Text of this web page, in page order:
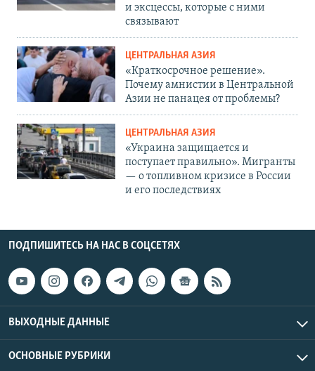
и эксцессы, которые с ними
связывают
ЦЕНТРАЛЬНАЯ АЗИЯ
«Краткосрочное решение».
Почему амнистии в Центральной
Азии не панацея от проблемы?
ЦЕНТРАЛЬНАЯ АЗИЯ
«Украина защищается и
поступает правильно». Мигранты
— о топливном кризисе в России
и его последствиях
ПОДПИШИТЕСЬ НА НАС В СОЦСЕТЯХ
ВЫХОДНЫЕ ДАННЫЕ
ОСНОВНЫЕ РУБРИКИ